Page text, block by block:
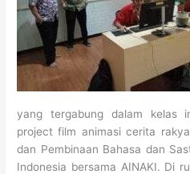
yang tergabung dalam kelas
project film animasi cerita
dan Pembinaan Bahasa dan
Indonesia bersama AINAKI. Di